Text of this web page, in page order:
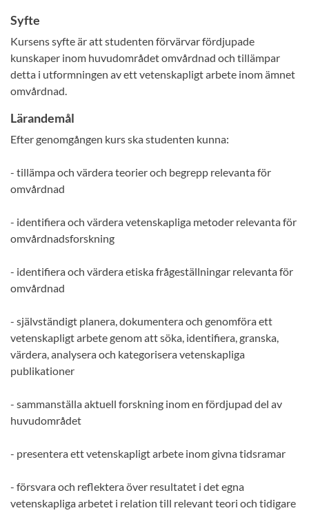
Syfte
Kursens syfte är att studenten förvärvar fördjupade
kunskaper inom huvudområdet omvårdnad och tillämpar
detta i utformningen av ett vetenskapligt arbete inom ämnet
omvårdnad.
Lärandemål
Efter genomgången kurs ska studenten kunna:
- tillämpa och värdera teorier och begrepp relevanta för
omvårdnad
- identifiera och värdera vetenskapliga metoder relevanta för
omvårdnadsforskning
- identifiera och värdera etiska frågeställningar relevanta för
omvårdnad
- självständigt planera, dokumentera och genomföra ett
vetenskapligt arbete genom att söka, identifiera, granska,
värdera, analysera och kategorisera vetenskapliga
publikationer
- sammanställa aktuell forskning inom en fördjupad del av
huvudområdet
- presentera ett vetenskapligt arbete inom givna tidsramar
- försvara och reflektera över resultatet i det egna
vetenskapliga arbetet i relation till relevant teori och tidigare